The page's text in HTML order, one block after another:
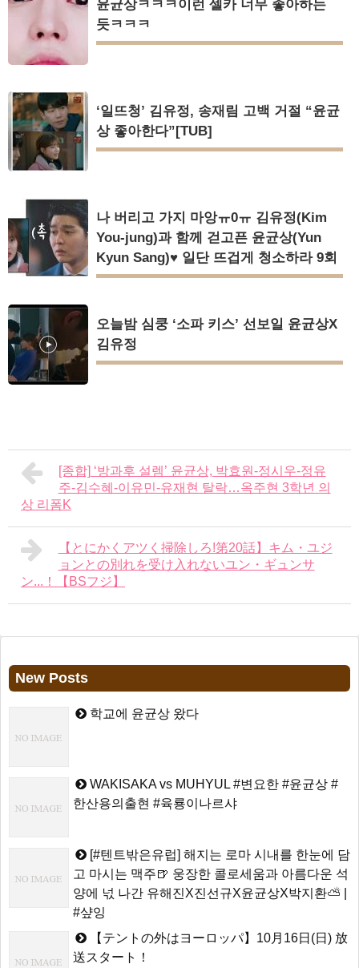
윤균상ㅋㅋㅋ이런 셀카 너무 좋아하는
듯ㅋㅋㅋ
‘일뜨청’ 김유정, 송재림 고백 거절 “윤균
상 좋아한다”[TUB]
나 버리고 가지 마앙ㅠ0ㅠ 김유정(Kim
You-jung)과 함께 걷고픈 윤균상(Yun
Kyun Sang)♥ 일단 뜨겁게 청소하라 9회
오늘밤 심쿵 ‘소파 키스’ 선보일 윤균상X
김유정
[종합] ‘방과후 설렘’ 윤균상, 박효원-정시우-정유
주-김수혜-이유민-유재현 탈락…옥주현 3학년 의
상 리폼K
【とにかくアツく掃除しろ!第20話】キム・ユジ
ョンとの別れを受け入れないユン・ギュンサ
ン...！【BSフジ】
New Posts
학교에 윤균상 왔다
WAKISAKA vs MUHYUL #변요한 #윤균상 #
한산용의출현 #육룡이나르샤
[#텐트밖은유럽] 해지는 로마 시내를 한눈에 담
고 마시는 맥주🍺 웅장한 콜로세움과 아름다운 석
양에 넋 나간 유해진X진선규X윤균상X박지환⛅ |
#샾잉
【テントの外はヨーロッパ】10月16日(日) 放
送スタート！